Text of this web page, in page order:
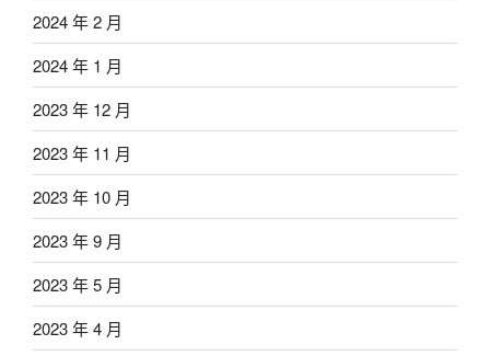
2024 年 2 月
2024 年 1 月
2023 年 12 月
2023 年 11 月
2023 年 10 月
2023 年 9 月
2023 年 5 月
2023 年 4 月